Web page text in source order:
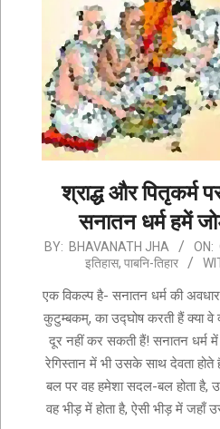
श्राद्ध और पितृकर्म
सनातन धर्म हमें
2023-
02
BY: BHAVANATH JHA ON:
इतिहास, पाबनि-तिहार
एक विकल्प है- सनातन धर्म की
कुटुम्बकम्, का उद्घोष करती हैं क्या
दूर नहीं कर सकती हैं! सनातन धर्म में
रेगिस्तान में भी उसके साथ देवता होते
बल पर वह हमेशा सदल-बल होता है,
वह भीड़ में होता है, ऐसी भीड़ में जहाँ